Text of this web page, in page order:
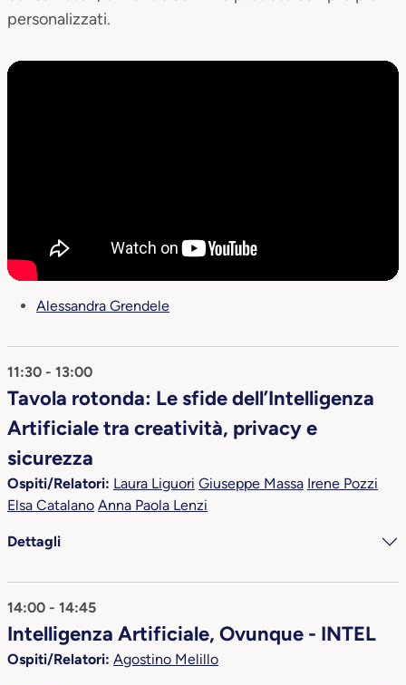
personalizzati.
Alessandra Grendele
11:30 - 13:00
Tavola rotonda: Le sfide dell’Intelligenza
Artificiale tra creatività, privacy e
sicurezza
Ospiti/Relatori: Laura Liguori Giuseppe Massa Irene Pozzi
Elsa Catalano Anna Paola Lenzi
Dettagli
14:00 - 14:45
Intelligenza Artificiale, Ovunque - INTEL
Ospiti/Relatori: Agostino Melillo